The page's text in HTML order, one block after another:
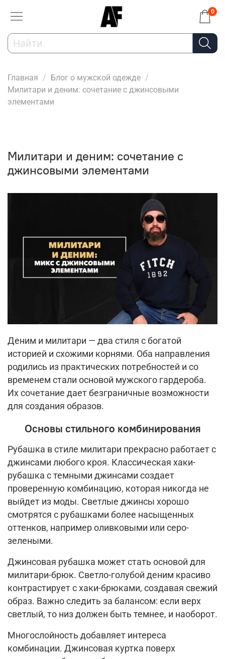
0
Главная
Блог о мужской одежде
Милитари и деним: сочетание с джинсовыми
элементами
Милитари и деним: сочетание с
джинсовыми элементами
Деним и милитари — два стиля с богатой
историей и схожими корнями. Оба направления
родились из практических потребностей и со
временем стали основой мужского гардероба.
Их сочетание дает безграничные возможности
для создания образов.
Основы стильного комбинирования
Рубашка в стиле милитари прекрасно работает с
джинсами любого кроя. Классическая хаки-
рубашка с темными джинсами создает
проверенную комбинацию, которая никогда не
выйдет из моды. Светлые джинсы хорошо
смотрятся с рубашками более насыщенных
оттенков, например оливковыми или серо-
зелеными.
Джинсовая рубашка может стать основой для
милитари-брюк. Светло-голубой деним красиво
контрастирует с хаки-брюками, создавая свежий
образ. Важно следить за балансом: если верх
светлый, то низ должен быть темнее, и наоборот.
Многослойность добавляет интереса
комбинации. Джинсовая куртка поверх